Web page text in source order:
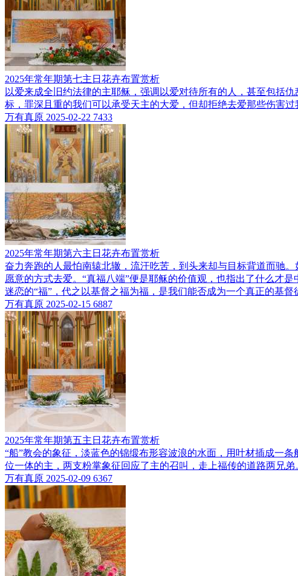
2025年常年期第七主日花卉布置赏析
以爱来成全旧约法律的主耶稣，强调以爱对待所有的人，甚至包括
标，罪深且重的我们可以承受天主的大爱，但却拒绝去爱那些伤害过
万有真原 2025-02-22 7433
2025年常年期第六主日花卉布置赏析
奋力奔跑的人最怕南辕北辙，流汗吃苦，到头来却与目标背道而驰
愿意的方式去爱。“真福八端”便是耶稣的价值观，也指出了什么才
迷恋的“福”，代之以基督之福为福，是我们能否成为一个真正的基督
万有真原 2025-02-15 6887
2025年常年期第五主日花卉布置赏析
“船”教会的象征，淡蓝色的锦缎布形容波浪的水面，用叶材插成一
位一体的主，两支粉掌象征回应了主的召叫，走上福传的道路两兄弟
万有真原 2025-02-09 6367